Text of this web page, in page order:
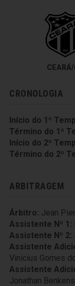
CEARÁ/
CRONOLOGIA
Início do 1º
Término do 1º
Início do 2º
Término do 2º
ARBITRAGEM
Árbitro: Jean
Assistente Nº 1:
Assistente Nº 2:
Assistente
Vinicius Gomes
Assistente
Jonathan